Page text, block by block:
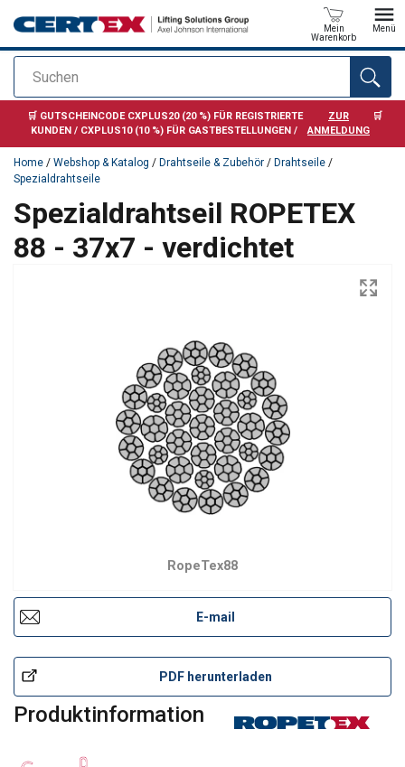
Suchen
Mein
Warenkorb
Menü
Anfragen
🛒 GUTSCHEINCODE CXPLUS20 (20 %) FÜR REGISTRIERTE
KUNDEN / CXPLUS10 (10 %) FÜR GASTBESTELLUNGEN /
ZUR
ANMELDUNG
🛒
Home / Webshop & Katalog / Drahtseile & Zubehör / Drahtseile /
Spezialdrahtseile
Spezialdrahtseil ROPETEX
88 - 37x7 - verdichtet
RopeTex88
E-mail
PDF herunterladen
Produktinformation